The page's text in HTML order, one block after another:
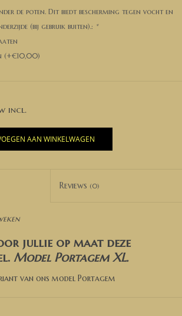
de poten. Dit biedt bescherming tegen vocht en
(bij gebruik buiten).: *
(+€10,00)
AAN WINKELWAGEN
Reviews (0)
jullie op maat deze
Model Portagem XL.
van ons model Portagem